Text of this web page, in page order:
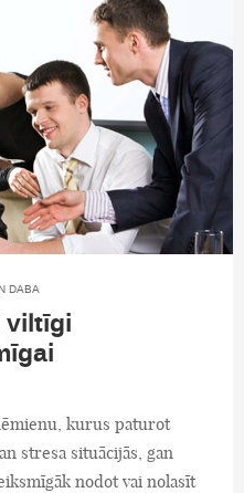
DABA
viltīgi
kurus paturot
stresa situācijās, gan
nodot vai nolasīt